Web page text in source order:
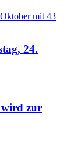
24.
wird zur